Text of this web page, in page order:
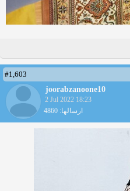
#1,603
joorabzanoone10
2 Jul 2022 18:23
ارسالها: 4860